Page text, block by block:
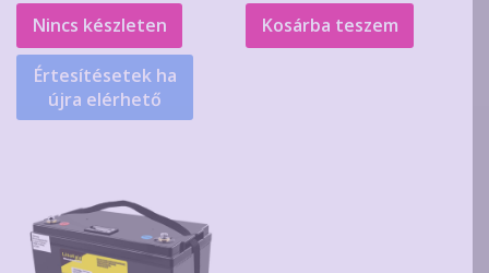
Nincs készleten
Értesítésetek ha
újra elérhető
Kosárba teszem